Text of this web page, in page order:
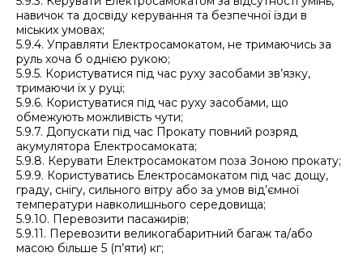
навичок та досвіду керування та безпечної їзди в
міських умовах;
5.9.4. Управляти Електросамокатом, не тримаючись за
руль хоча б однією рукою;
5.9.5. Користуватися під час руху засобами зв’язку,
тримаючи їх у руці;
5.9.6. Користуватися під час руху засобами, що
обмежують можливість чути;
5.9.7. Допускати під час Прокату повний розряд
акумулятора Електросамоката;
5.9.8. Керувати Електросамокатом поза Зоною прокату;
5.9.9. Користуватись Електросамокатом під час дощу,
граду, снігу, сильного вітру або за умов від’ємної
температури навколишнього середовища;
5.9.10. Перевозити пасажирів;
5.9.11. Перевозити великогабаритний багаж та/або
масою більше 5 (п’яти) кг;